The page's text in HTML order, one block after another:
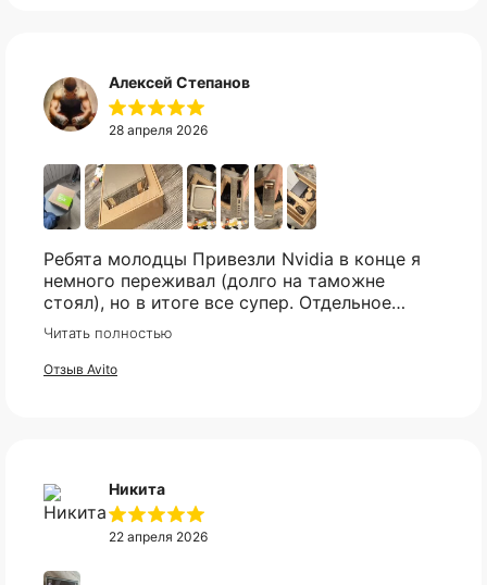
Алексей Степанов
28 апреля 2026
Ребята молодцы Привезли Nvidia в конце я
немного переживал (долго на таможне
стоял), но в итоге все супер. Отдельное
спасибо что всегда отвечали практически
мгновенно, клиентская поддержка на самом
высоком уровне!
Читать полностью
Отзыв Avito
Никита
22 апреля 2026
Свяжитесь с нами в telegram, и мы
постараемся найти то что вы искали.
Telegram